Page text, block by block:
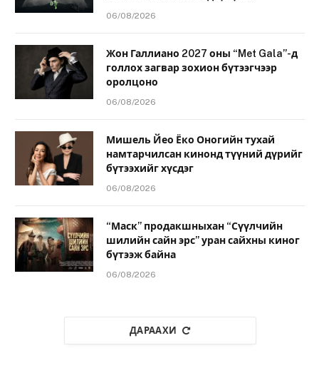
06/08/2026
Жон Галлиано 2027 оны “Met Gala”-д
голлох загвар зохион бүтээгчээр
оролцоно
06/08/2026
Мишель Йео Ёко Оногийн тухай
намтарчилсан кинонд түүний дүрийг
бүтээхийг хүсдэг
06/08/2026
“Маск” продакшныхан “Сүүлчийн
шилийн сайн эрс” уран сайхны киног
бүтээж байна
06/08/2026
ДАРААХИ